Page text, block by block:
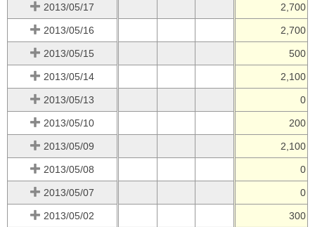
2013/05/17 2,700
2013/05/16 2,700
2013/05/15 500
2013/05/14 2,100
2013/05/13 0
2013/05/10 200
2013/05/09 2,100
2013/05/08 0
2013/05/07 0
2013/05/02 300